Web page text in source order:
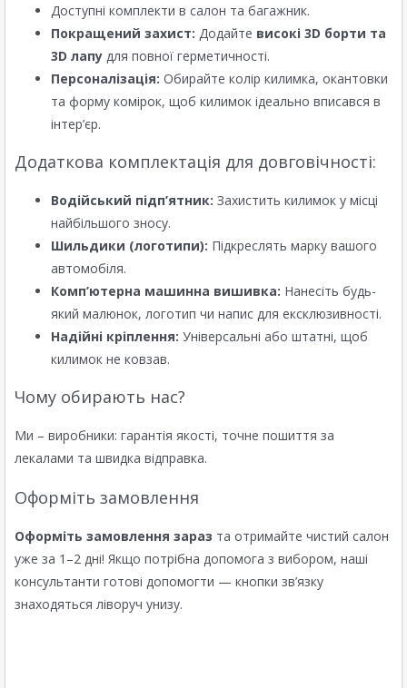
Доступні комплекти в салон та багажник.
Покращений захист: Додайте високі 3D борти та
3D лапу для повної герметичності.
Персоналізація: Обирайте колір килимка, окантовки
та форму комірок, щоб килимок ідеально вписався в
інтер’єр.
Додаткова комплектація для довговічності:
Водійський підп’ятник: Захистить килимок у місці
найбільшого зносу.
Шильдики (логотипи): Підкреслять марку вашого
автомобіля.
Комп’ютерна машинна вишивка: Нанесіть будь-
який малюнок, логотип чи напис для ексклюзивності.
Надійні кріплення: Універсальні або штатні, щоб
килимок не ковзав.
Чому обирають нас?
Ми – виробники: гарантія якості, точне пошиття за
лекалами та швидка відправка.
Оформіть замовлення
Оформіть замовлення зараз та отримайте чистий салон
уже за 1–2 дні! Якщо потрібна допомога з вибором, наші
консультанти готові допомогти — кнопки зв’язку
знаходяться ліворуч унизу.